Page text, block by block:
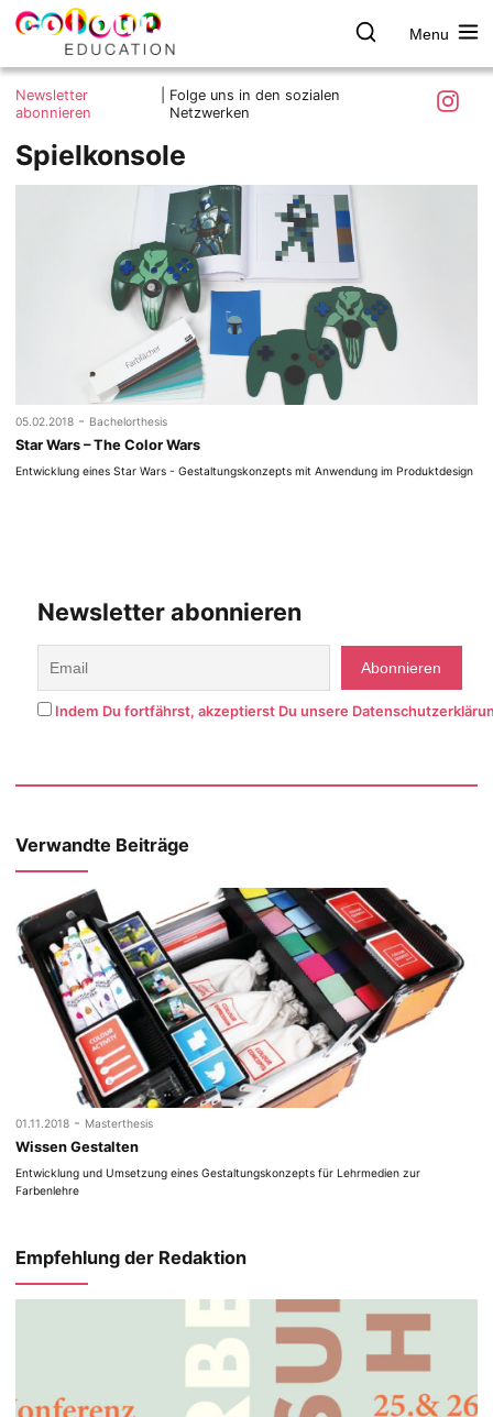
Skip
colour.education
Farbe
entdecken
Menu
Was ist colour.education?
Ziele und Mitmachen
Kontakt
Impressum
Datenschutzerklärung
Newsletter
abonnieren
Folge uns in den sozialen
Netzwerken
Spielkonsole
05.02.2018 - Bachelorthesis
Star Wars – The Color Wars
Entwicklung eines Star Wars - Gestaltungskonzepts mit Anwendung im Produktdesign
Newsletter abonnieren
Indem Du fortfährst, akzeptierst Du unsere
Verwandte Beiträge
01.11.2018 - Masterthesis
Wissen Gestalten
Entwicklung und Umsetzung eines Gestaltungskonzepts für Lehrmedien zur
Farbenlehre
Empfehlung der Redaktion